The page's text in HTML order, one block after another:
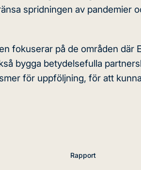
spridningen av pandemier
fokuserar på de områden där
bygga betydelsefulla
för uppföljning, för att
Rapport